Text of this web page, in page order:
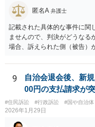
匿名A 弁護士
記載された具体的な事件に関
ませんので、判決がどうなる
場合、訴えられた側（被告）
はできます。 実際に被告に
れたとしても、回収はできま
9
自治会退会後、新
00円の支払請求が
#住民訴訟 #行政訴訟 #国や自治体
2026年1月29日